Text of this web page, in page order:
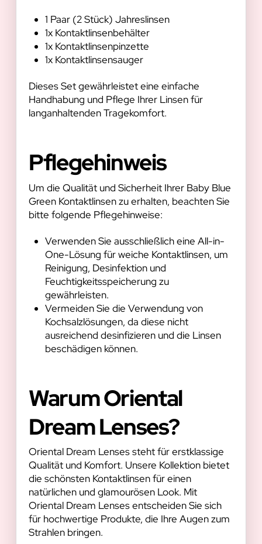
1 Paar (2 Stück) Jahreslinsen
1x Kontaktlinsenbehälter
1x Kontaktlinsenpinzette
1x Kontaktlinsensauger
Dieses Set gewährleistet eine einfache
Handhabung und Pflege Ihrer Linsen für
langanhaltenden Tragekomfort.
Pflegehinweis
Um die Qualität und Sicherheit Ihrer Baby Blue
Green Kontaktlinsen zu erhalten, beachten Sie
bitte folgende Pflegehinweise:
Verwenden Sie ausschließlich eine All-in-
One-Lösung für weiche Kontaktlinsen, um
Reinigung, Desinfektion und
Feuchtigkeitsspeicherung zu
gewährleisten.
Vermeiden Sie die Verwendung von
Kochsalzlösungen, da diese nicht
ausreichend desinfizieren und die Linsen
beschädigen können.
Warum Oriental
Dream Lenses?
Oriental Dream Lenses steht für erstklassige
Qualität und Komfort. Unsere Kollektion bietet
die schönsten Kontaktlinsen für einen
natürlichen und glamourösen Look. Mit
Oriental Dream Lenses entscheiden Sie sich
für hochwertige Produkte, die Ihre Augen zum
Strahlen bringen.